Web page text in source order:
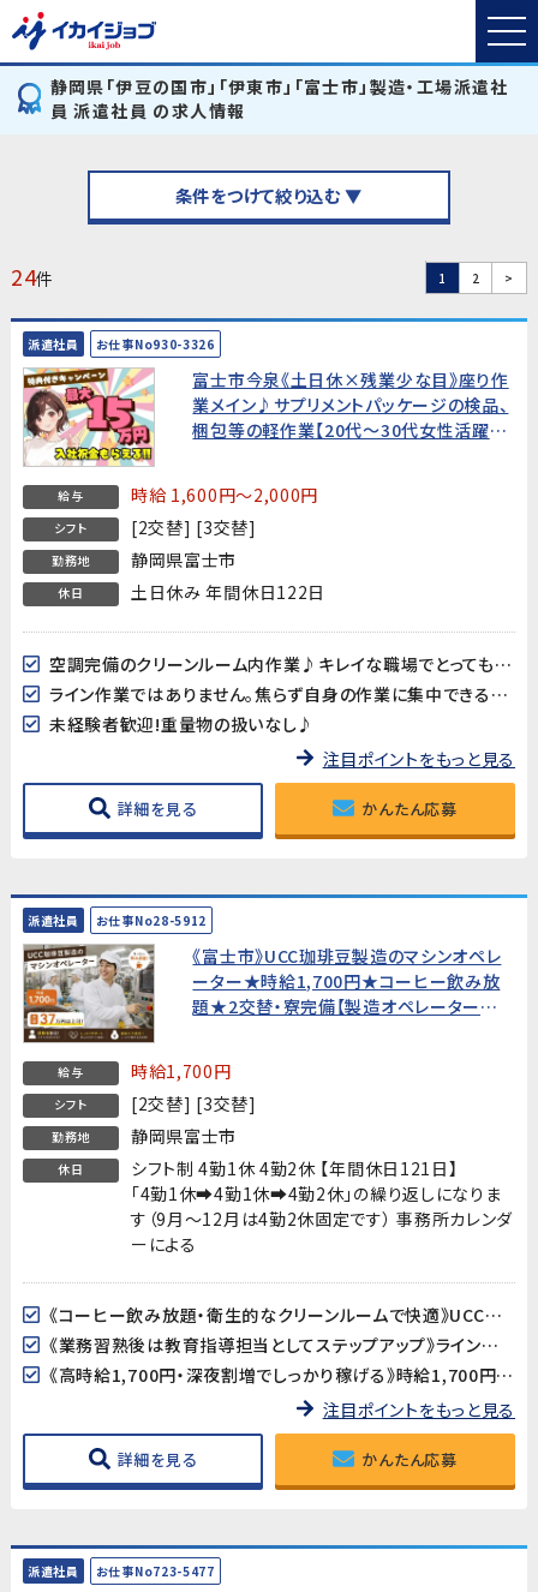
静岡県「伊豆の国市」「伊東市」「富士市」製造・工場派遣社
員 派遣社員 の求人情報
条件をつけて絞り込む ▼
24件 1 2 >
派遣社員 お仕事No930-3326
富士市今泉《土日休×残業少な目》座り作
業メイン♪サプリメントパッケージの検品、
梱包等の軽作業【20代～30代女性活躍中!
給与 時給 1,600円～2,000円
シフト [2交替] [3交替]
勤務地 静岡県富士市
休日 土日休み 年間休日122日
空調完備のクリーンルーム内作業♪キレイな職場でとっても快適♪
ライン作業ではありません。焦らず自身の作業に集中できる環境です。
未経験者歓迎!重量物の扱いなし♪
注目ポイントをもっと見る
詳細を見る かんたん応募
派遣社員 お仕事No28-5912
《富士市》UCC珈琲豆製造のマシンオペレ
ーター★時給1,700円★コーヒー飲み放
題★2交替・寮完備【製造オペレーター経
給与 時給1,700円
シフト [2交替] [3交替]
勤務地 静岡県富士市
休日
シフト制 4勤1休 4勤2休 【年間休日121日】
「4勤1休➡4勤1休➡4勤2休」の繰り返しになりま
す（9月～12月は4勤2休固定です） 事務所カレンダ
ーによる
《コーヒー飲み放題・衛生的なクリーンルームで快適》UCCの食品工場で、休憩時間にコーヒーが飲み放題！クリーンルーム（フル装備）・全体空調完備の清潔で快適な環境で働けます。
《業務習熟後は教育指導担当としてステップアップ》ライン作業を覚えた後は、当社スタッフや協力会社の作業者への教育・指導もお任せします。リーダー・指導者としてのキャリアを積みたい方に最適なポジションです。
《高時給1,700円・深夜割増でしっかり稼げる》時給1,700円に残業・深夜手当加算➡月収37万円以上可能!
注目ポイントをもっと見る
詳細を見る かんたん応募
派遣社員 お仕事No723-5477